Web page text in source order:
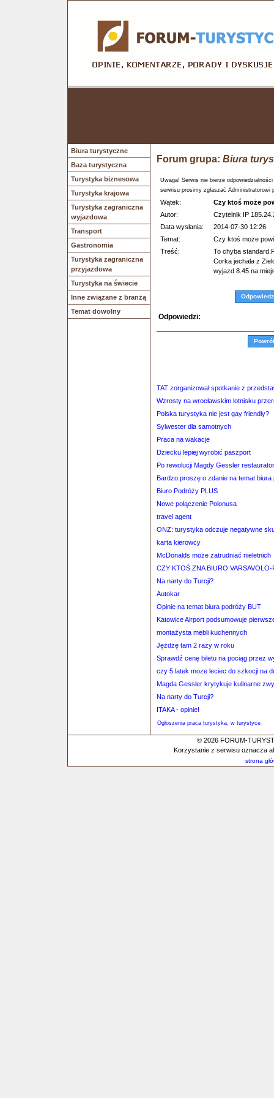
Biura turystyczne
Baza turystyczna
Turystyka biznesowa
Turystyka krajowa
Turystyka zagraniczna
wyjazdowa
Transport
Gastronomia
Turystyka zagraniczna
przyjazdowa
Turystyka na świecie
Inne związane z branżą
Temat dowolny
Forum grupa: Biura
Uwaga! Serwis nie bierze
serwisu prosimy zgłaszać Administratorowi
Wątek:
Czy ktoś może
Autor:
Czytelnik IP
Data wysłania:
2014-07-30 12:26
Temat:
Czy ktoś może
Treść:
To chyba
Corka jechala z
wyjazd 8.45 na
Odpowiedz
Odpowiedzi:
TAT zorganizował spotkanie z
Wzrosty na wrocławskim lotnisku
Polska turystyka nie jest gay friendly?
Sylwester dla samotnych
Praca na wakacje
Dziecku lepiej wyrobić paszport
Po rewolucji Magdy Gessler
Bardzo proszę o zdanie na temat
Biuro Podróży PLUS
Nowe połączenie Polonusa
travel agent
ONZ: turystyka odczuje negatywne
karta kierowcy
McDonalds może zatrudniać nieletnich
CZY KTOŚ ZNA BIURO
Na narty do Turcji?
Autokar
Opinie na temat biura podróży BUT
Katowice Airport podsumowuje
montażysta mebli kuchennych
Jężdżę tam 2 razy w roku
Sprawdź cenę biletu na pociąg przez
czy 5 latek moze leciec do szkocji na
Magda Gessler krytykuje kulinarne
Na narty do Turcji?
ITAKA - opinie!
Ogłoszenia praca turystyka, w turystyce
© 2026 FORUM-
Korzystanie z serwisu oznacza
strona